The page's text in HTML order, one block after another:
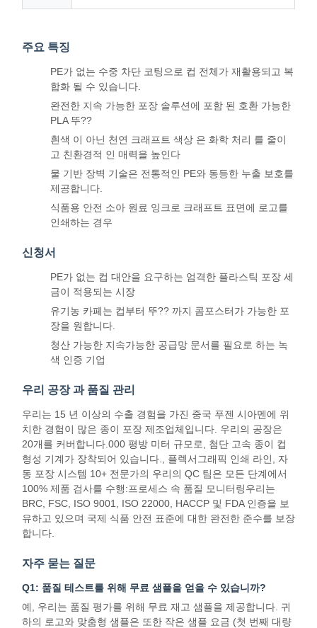
홈 제품
우리 에 관한
것
공장 투어
주요 특징
PE가 없는 수중 차단 코팅으로 컵 전체가 재활용되고 복
합화 될 수 있습니다.
완전한 지속 가능한 포장 솔루션에 포함 된 호환 가능한
PLA 뚜??
흰색 이 아닌 천연 크래프트 색상 은 화학 처리 를 줄이
고 친환경적 인 매력을 높인다
물 기반 장벽 기술은 전통적인 PE와 동등한 누출 보호를
제공합니다.
식품용 안전 소아 원료 잉크로 크래프트 표면에 로고를
인쇄하는 경우
신청서
PE가 없는 컵 대안을 요구하는 엄격한 플라스틱 포장 세
금이 적용되는 시장
유기농 카페는 컵부터 뚜?? 까지 콤포스터가 가능한 포
장을 원합니다.
청산 가능한 지속가능한 공급망 문서를 필요로 하는 녹
색 인증 기업
우리 공장 과 품질 관리
우리는 15 년 이상의 수출 경험을 가진 중국 푸젠 시아멘에 위
치한 경험이 많은 종이 포장 제조업체입니다. 우리의 공장은
20개를 커버합니다.000 평방 미터 규모로, 첨단 고속 종이 컵
형성 기계가 장착되어 있습니다., 플렉서그래픽 인쇄 라인, 자
동 포장 시스템 10+ 전문가의 우리의 QC 팀은 모든 단계에서
100% 제품 검사를 수행:프로세스 속 품질 모니터링우리는
BRC, FSC, ISO 9001, ISO 22000, HACCP 및 FDA 인증을 보
유하고 있으며 국제 식품 안전 표준에 대한 완전한 준수를 보장
합니다.
자주 묻는 질문
Q1: 품질 테스트를 위해 무료 샘플을 얻을 수 있습니까?
예, 우리는 품질 평가를 위해 무료 재고 샘플을 제공합니다. 귀
하의 로고와 맞춤형 샘플은 또한 작은 샘플 요금 (첫 번째 대량